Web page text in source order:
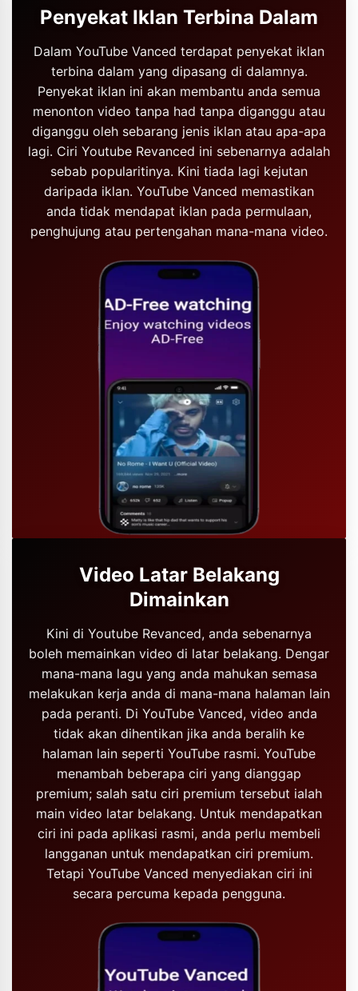
Penyekat Iklan Terbina Dalam
Dalam YouTube Vanced terdapat penyekat iklan
terbina dalam yang dipasang di dalamnya.
Penyekat iklan ini akan membantu anda semua
menonton video tanpa had tanpa diganggu atau
diganggu oleh sebarang jenis iklan atau apa-apa
lagi. Ciri Youtube Revanced ini sebenarnya adalah
sebab popularitinya. Kini tiada lagi kejutan
daripada iklan. YouTube Vanced memastikan
anda tidak mendapat iklan pada permulaan,
penghujung atau pertengahan mana-mana video.
Video Latar Belakang
Dimainkan
Kini di Youtube Revanced, anda sebenarnya
boleh memainkan video di latar belakang. Dengar
mana-mana lagu yang anda mahukan semasa
melakukan kerja anda di mana-mana halaman lain
pada peranti. Di YouTube Vanced, video anda
tidak akan dihentikan jika anda beralih ke
halaman lain seperti YouTube rasmi. YouTube
menambah beberapa ciri yang dianggap
premium; salah satu ciri premium tersebut ialah
main video latar belakang. Untuk mendapatkan
ciri ini pada aplikasi rasmi, anda perlu membeli
langganan untuk mendapatkan ciri premium.
Tetapi YouTube Vanced menyediakan ciri ini
secara percuma kepada pengguna.